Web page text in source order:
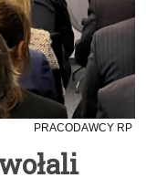
PRACODAWCY RP